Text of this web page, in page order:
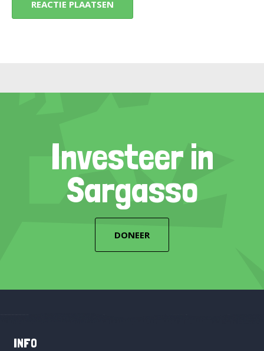
Investeer in
Sargasso
DONEER
INFO